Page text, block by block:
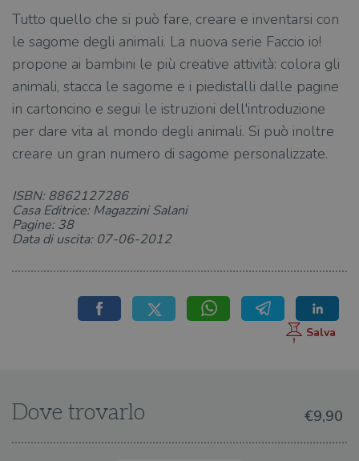
Tutto quello che si può fare, creare e inventarsi con
le sagome degli animali. La nuova serie Faccio io!
propone ai bambini le più creative attività: colora gli
animali, stacca le sagome e i piedistalli dalle pagine
in cartoncino e segui le istruzioni dell'introduzione
per dare vita al mondo degli animali. Si può inoltre
creare un gran numero di sagome personalizzate.
ISBN: 8862127286
Casa Editrice: Magazzini Salani
Pagine: 38
Data di uscita: 07-06-2012
Dove trovarlo €9,90